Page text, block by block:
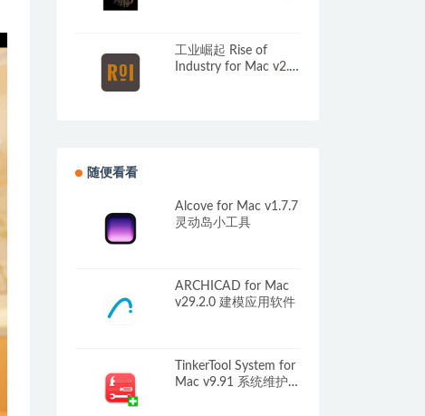
工业崛起 Rise of
Industry for Mac v2.2
随便看看
Alcove for Mac v1.7.7
灵动岛小工具
ARCHICAD for Mac
v29.2.0 建模应用软件
TinkerTool System for
Mac v9.91 系统维护工